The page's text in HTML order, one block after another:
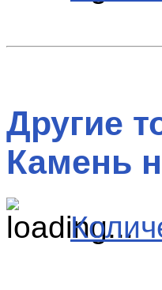
Другие
Камень